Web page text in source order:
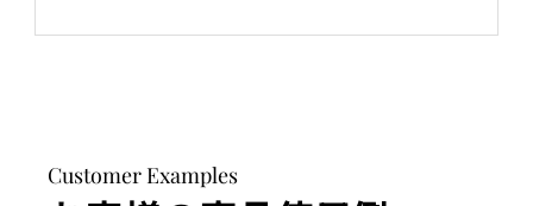
Customer Examples